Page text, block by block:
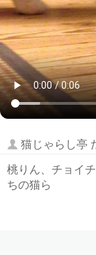
猫じゃらし亭
桃りん、チョイ
ちの猫ら